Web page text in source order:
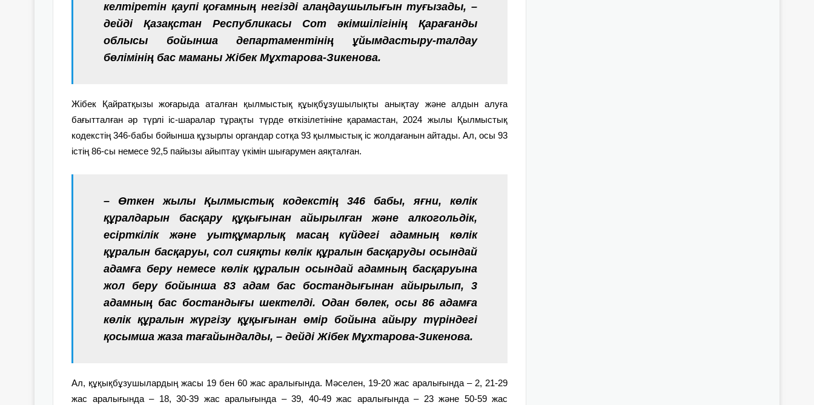
келтіретін қаупі қоғамның негізді алаңдаушылығын туғызады, –
дейді Қазақстан Республикасы Сот әкімшілігінің Қарағанды
облысы бойынша департаментінің ұйымдастыру-талдау
бөлімінің бас маманы Жібек Мұхтарова-Зикенова.
Жібек Қайратқызы жоғары­да аталған қылмыстық құықбұзу­шылықты анықтау және алдын алуға
бағытталған әр түрлі іс-шаралар тұрақты түрде өткізілетініне қарамастан, 2024 жылы Қылмыстық
кодекстің 346-бабы бойынша құзырлы органдар сотқа 93 қылмыстық іс жолдағанын айтады. Ал, осы 93
істің 86-сы немесе 92,5 пайызы айыптау үкімін шығарумен аяқталған.
– Өткен жылы Қылмыстық кодекстің 346 бабы, яғни, көлік
құралдарын басқару құқығынан айырылған және алкогольдік,
есірткілік және уытқұмарлық масаң күйдегі адамның көлік
құралын басқаруы, сол сияқты көлік құралын басқаруды осындай
адамға беру немесе көлік құралын осындай адамның басқаруына
жол беру бойынша 83 адам бас бостандығынан айырылып, 3
адамның бас бостандығы шектелді. Одан бөлек, осы 86 адамға
көлік құралын жүргізу құқығынан өмір бойына айыру түріндегі
қосымша жаза тағайындалды, – дейді Жібек Мұхтарова-Зикенова.
Ал, құқықбұзушылардың жасы 19 бен 60 жас аралығында. Мәселен, 19-20 жас аралығында – 2, 21-29
жас аралығында – 18, 30-39 жас аралығында – 39, 40-49 жас аралығында – 23 және 50-59 жас